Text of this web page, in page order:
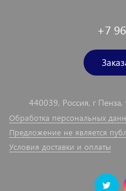
+7
440039, Россия, г
Обработка персональных
Предложение не является
Условия доставки и оплаты